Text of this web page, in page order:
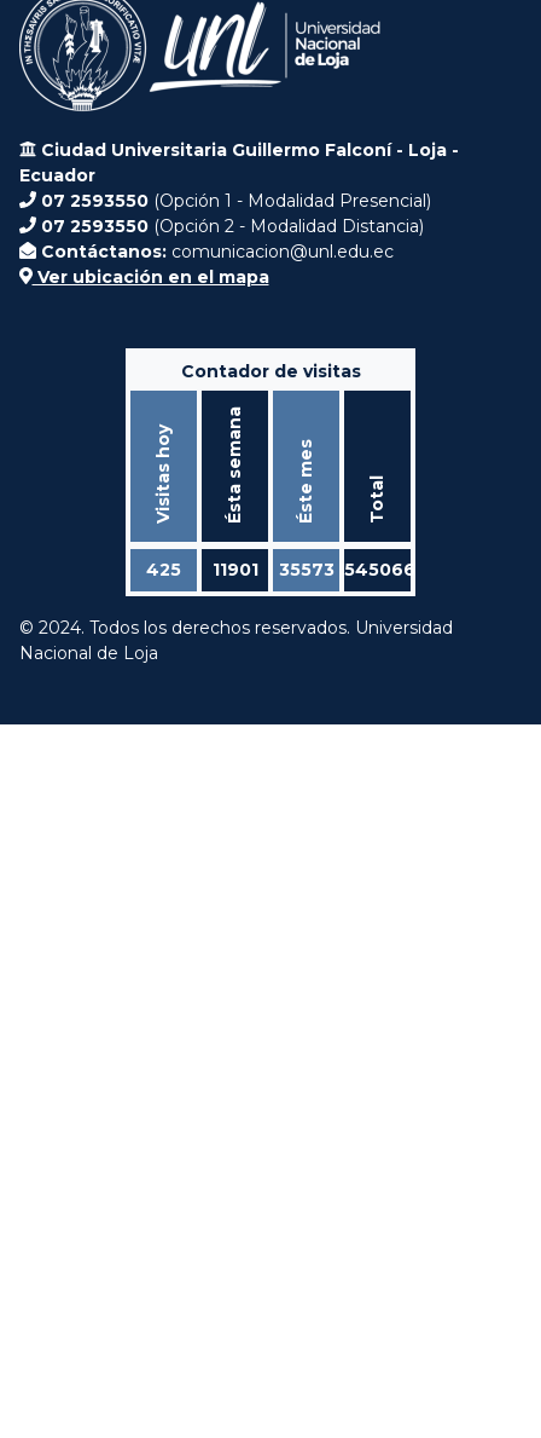
Ciudad Universitaria Guillermo Falconí - Loja -
Ecuador
07 2593550 (Opción 1 - Modalidad Presencial)
07 2593550 (Opción 2 - Modalidad Distancia)
Contáctanos: comunicacion@unl.edu.ec
Ver ubicación en el mapa
Contador de visitas
Visitas hoy Ésta semana Éste mes Total
425 11901 35573 545066
© 2024. Todos los derechos reservados. Universidad
Nacional de Loja